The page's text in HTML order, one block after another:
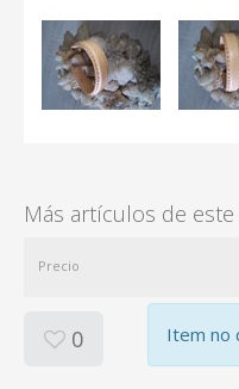
Más artículos de
Precio
0 Item no